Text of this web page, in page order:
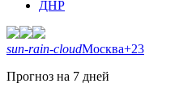
ДНР
sun-rain-cloudМосква+23
Прогноз на 7 дней